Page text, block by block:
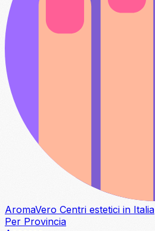
AromaVero Centri estetici in Italia
Per Provincia